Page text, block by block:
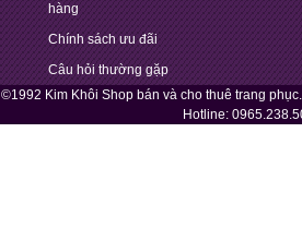
hàng
Chính sách ưu đãi
Câu hỏi thường gặp
©1992 Kim Khôi Shop bán và cho thuê trang
Hotline: